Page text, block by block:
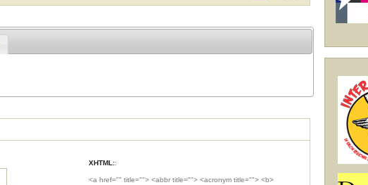
XHTML::
<a href="" title=""> <abbr title=""> <acronym title=""> <b>